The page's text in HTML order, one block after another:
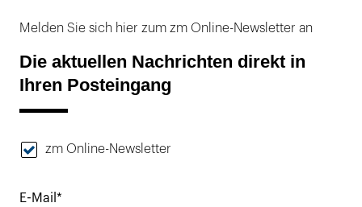
Melden Sie sich hier zum zm Online-Newsletter an
Die aktuellen Nachrichten direkt in
Ihren Posteingang
zm Online-Newsletter
E-Mail*